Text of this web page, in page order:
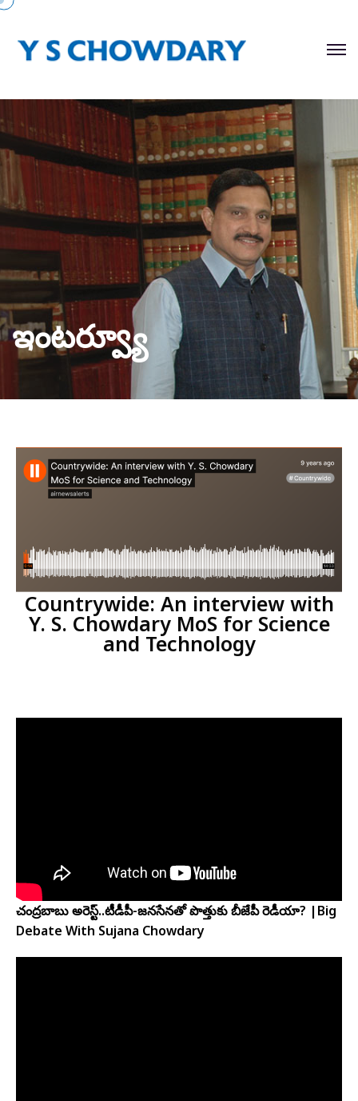
ఇంటర్వ్యూ
Countrywide: An interview with
Y. S. Chowdary MoS for Science
and Technology
చంద్ర‌బాబు అరెస్ట్..టీడీపీ-జ‌న‌సేనతో పొత్తుకు బీజేపీ రెడీయా? |Big
Debate With Sujana Chowdary